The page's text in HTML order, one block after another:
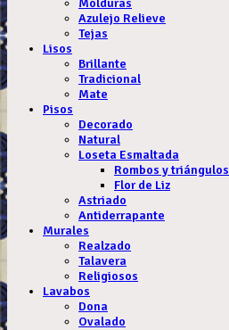
Molduras
Azulejo Relieve
Tejas
Lisos
Brillante
Tradicional
Mate
Pisos
Decorado
Natural
Loseta Esmaltada
Rombos y triángulos
Flor de Liz
Astriado
Antiderrapante
Murales
Realzado
Talavera
Religiosos
Lavabos
Dona
Ovalado